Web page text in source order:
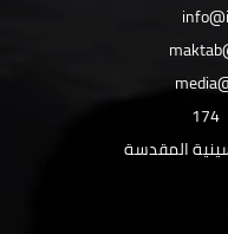
174
المقدسة